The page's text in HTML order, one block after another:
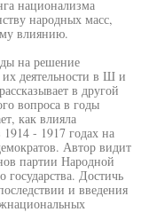
национализма
народных масс,
влиянию.
на решение
деятельности в Ш и
в другой
вопроса в годы
как влияла
1914 - 1917 годах на
Автор видит
партии Народной
Достичь
и введения